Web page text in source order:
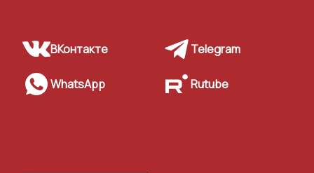
ВКонтакте Telegram
WhatsApp Rutube